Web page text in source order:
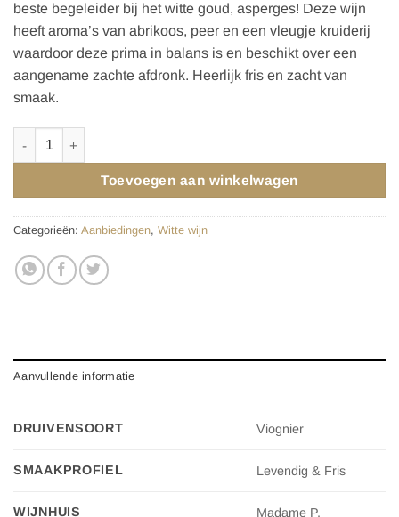
beste begeleider bij het witte goud, asperges! Deze wijn
heeft aroma’s van abrikoos, peer en een vleugje kruiderij
waardoor deze prima in balans is en beschikt over een
aangename zachte afdronk. Heerlijk fris en zacht van
smaak.
MADAME P. VIOGNIER 2025 aantal
Toevoegen aan winkelwagen
Categorieën: Aanbiedingen, Witte wijn
Aanvullende informatie
DRUIVENSOORT Viognier
SMAAKPROFIEL Levendig & Fris
WIJNHUIS Madame P.